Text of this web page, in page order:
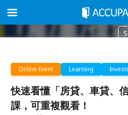
Online Event Learning
快速看懂「房貸、車貸、
課，可重複觀看！